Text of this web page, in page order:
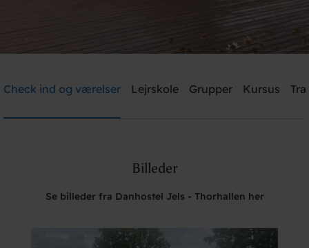
Brug for hjælp? Ring74552869
Check ind og værelser Lejrskole Grupper Kursus
Billeder
Se billeder fra Danhostel Jels - Thorhallen her